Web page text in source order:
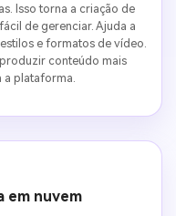
Isso torna a criação de
de gerenciar. Ajuda a
e formatos de vídeo.
conteúdo mais
a plataforma.
em nuvem